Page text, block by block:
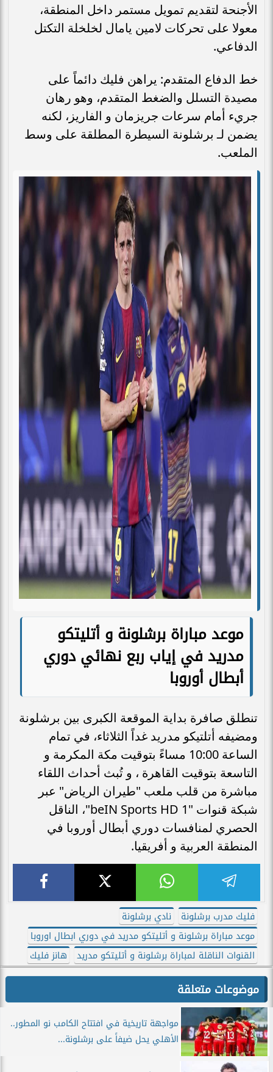
الأجنحة لتقديم تمويل مستمر داخل المنطقة،
معولا على تحركات لامين يامال لخلخلة التكتل
الدفاعي.
خط الدفاع المتقدم: يراهن فليك دائماً على
مصيدة التسلل والضغط المتقدم، وهو رهان
جريء أمام سرعات جريزمان و الفاريز، لكنه
يضمن لـ برشلونة السيطرة المطلقة على وسط
الملعب.
موعد مباراة برشلونة و أتليتكو
مدريد في إياب ربع نهائي دوري
أبطال أوروبا
تنطلق صافرة بداية الموقعة الكبرى بين برشلونة
ومضيفه أتلتيكو مدريد غداً الثلاثاء، في تمام
الساعة 10:00 مساءً بتوقيت مكة المكرمة و
التاسعة بتوقيت القاهرة ، و تُبث أحداث اللقاء
مباشرة من قلب ملعب "طيران الرياض" عبر
شبكة قنوات "beIN Sports HD 1"، الناقل
الحصري لمنافسات دوري أبطال أوروبا في
المنطقة العربية و أفريقيا.
فليك مدرب برشلونة
نادي برشلونة
موعد مباراة برشلونة و أتليتكو مدريد في دوري ابطال اوروبا
القنوات الناقلة لمباراة برشلونة و أتليتكو مدريد
هانز فليك
موضوعات متعلقة
مواجهة تاريخية في افتتاح الكامب نو المطور..
الأهلي يحل ضيفاً على برشلونة...